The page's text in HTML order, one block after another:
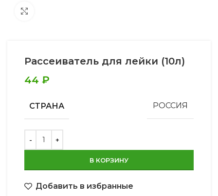
Рассеиватель для лейки (10л)
44 ₽
СТРАНА РОССИЯ
В КОРЗИНУ
Добавить в избранные